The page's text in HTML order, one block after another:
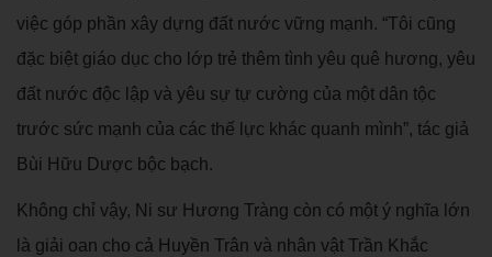
việc góp phần xây dựng đất nước vững mạnh. “Tôi cũng
đặc biệt giáo dục cho lớp trẻ thêm tình yêu quê hương, yêu
đất nước độc lập và yêu sự tự cường của một dân tộc
trước sức mạnh của các thế lực khác quanh mình”, tác giả
Bùi Hữu Dược bộc bạch.
Không chỉ vậy, Ni sư Hương Tràng còn có một ý nghĩa lớn
là giải oan cho cả Huyền Trân và nhân vật Trần Khắc